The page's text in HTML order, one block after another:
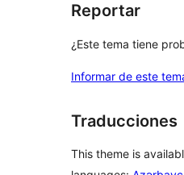
Reportar
¿Este tema tiene
Informar de este
Traducciones
This theme is